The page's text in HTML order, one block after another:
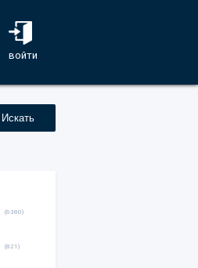
войти
Искать
(6380)
(821)